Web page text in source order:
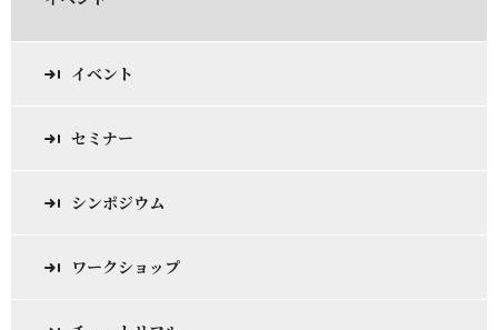
イベント
セミナー
シンポジウム
ワークショップ